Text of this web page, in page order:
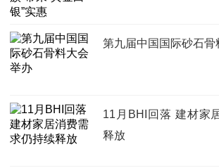
第九届中国国际砂石骨
11月BHI回落 建材家
释放